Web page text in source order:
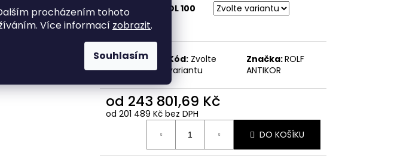
procházením tohoto
Více informací zobrazit.
Souhlasím
IZOLACE ROLFIZOL 100
Zvolte
variantu
Kód: Zvolte
variantu
Značka:ROLF
ANTIKOR
od 243 801,69 Kč
od 201 489 Kč bez DPH
DO KOŠÍKU